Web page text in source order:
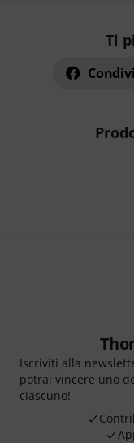
Ti
Iscriviti alla
potrai vincere uno
ciascuno!